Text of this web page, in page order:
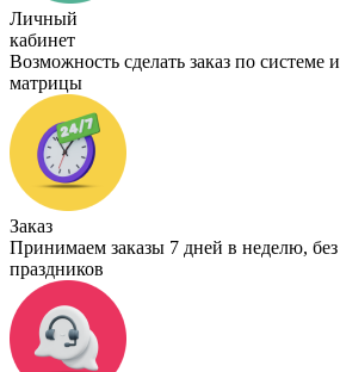
Личный
кабинет
Возможность сделать заказ по системе
матрицы
Заказ
Принимаем заказы 7 дней в неделю,
праздников